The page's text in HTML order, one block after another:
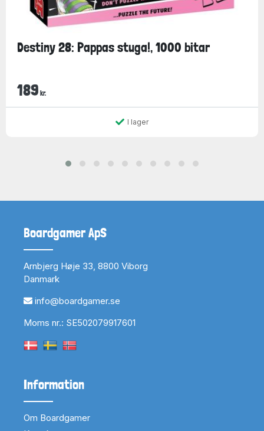
Destiny 28: Pappas stuga!, 1000 bitar
189 kr.
I lager
Boardgamer ApS
Arnbjerg Høje 33, 8800 Viborg
Danmark
info@boardgamer.se
Moms nr.: SE502079917601
Information
Om Boardgamer